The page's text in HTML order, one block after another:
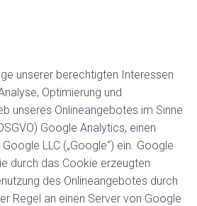
unserer berechtigten Interessen
Optimierung und
unseres Onlineangebotes im Sinne
Google Analytics, einen
LLC („Google“) ein. Google
durch das Cookie erzeugten
des Onlineangebotes durch
Regel an einen Server von Google